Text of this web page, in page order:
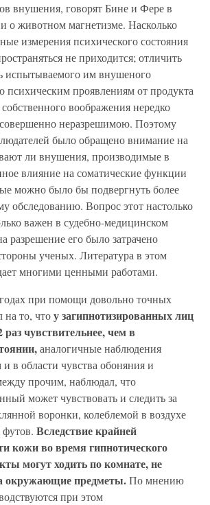
внушения, говорят Бине и Фере в
о животном магнетизме. Насколько
измерения психического состояния
не приходится; отличить
испытываемого им внушеного
психическим проявлениям от продукта
собственного воображения нередко
совершенно неразрешимою. Поэтому
было обращено внимание на
ли внушения, производимые в
влияние на соматические функции
можно было бы подвергнуть более
обследованию. Вопрос этот настолько
важен в судебно-медицинском
разрешение его было затрачено
ученых. Литература в этом
многими ценными работами.
при помощи довольно точных
на то, чтоу загипнотизированных лиц
чувствительнее, чем в
аналогичные наблюдения
в области чувства обоняния и
прочим, наблюдал, что
может чувствовать и следить за
воронки, колеблемой в воздухе
футов. Вследствие крайней
кожи во время гипнотического
могут ходить по комнате, не
окружающие предметы.По мнению
при этом